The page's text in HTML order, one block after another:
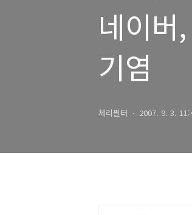
네이버
기염
체리필터 2007. 9. 3.